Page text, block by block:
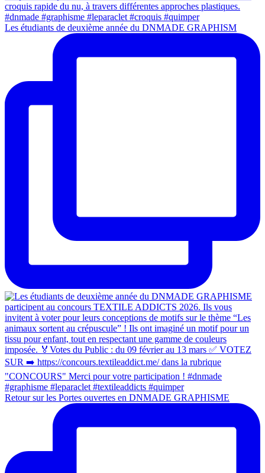
Les étudiants de deuxième année du DNMADE GRAPHISM
Retour sur les Portes ouvertes en DNMADE GRAPHISME